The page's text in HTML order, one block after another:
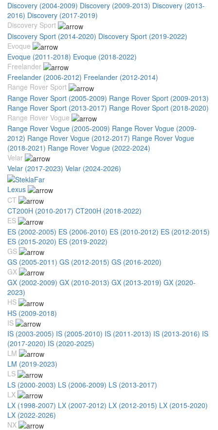
Discovery (2004-2009) Discovery (2009-2013) Discovery (2013-
2016) Discovery (2017-2019)
Discovery Sport
Discovery Sport (2014-2020) Discovery Sport (2019-2022)
Evoque
Evoque (2011-2018) Evoque (2018-2022)
Freelander
Freelander (2006-2012) Freelander (2012-2014)
Range Rover Sport
Range Rover Sport (2005-2009) Range Rover Sport (2009-2013)
Range Rover Sport (2013-2017) Range Rover Sport (2018-2020)
Range Rover Vogue
Range Rover Vogue (2005-2009) Range Rover Vogue (2009-
2012) Range Rover Vogue (2012-2017) Range Rover Vogue
(2018-2021) Range Rover Vogue (2022-2024)
Velar
Velar (2017-2023) Velar (2024-2026)
Lexus
CT
CT200H (2010-2017) CT200H (2018-2022)
ES
ES (2002-2005) ES (2006-2010) ES (2010-2012) ES (2012-2015)
ES (2015-2020) ES (2019-2022)
GS
GS (2005-2011) GS (2012-2015) GS (2016-2020)
GX
GX (2002-2009) GX (2010-2013) GX (2013-2019) GX (2020-
2023)
HS
HS (2009-2018)
IS
IS (2003-2005) IS (2005-2010) IS (2011-2013) IS (2013-2016) IS
(2017-2020) IS (2020-2025)
LM
LM (2019-2023)
LS
LS (2000-2003) LS (2006-2009) LS (2013-2017)
LX
LX (1998-2007) LX (2007-2012) LX (2012-2015) LX (2015-2020)
LX (2022-2026)
NX